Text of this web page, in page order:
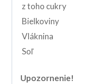
z toho cukry
Bielkoviny
Vláknina
Soľ
Upozornenie!